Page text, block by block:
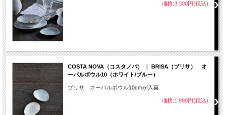
価格:3,300円(税込)
COSTA NOVA（コスタノバ） ｜ BRISA（ブリサ） オ
ーバルボウル10（ホワイト/ブルー）
ブリサ オーバルボウル10cmが入荷
価格:1,980円(税込)